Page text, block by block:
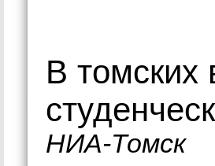
В томских
НИА-Томск